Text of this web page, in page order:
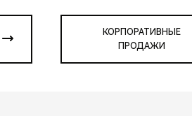
КОРПОРАТИВНЫЕ
ПРОДАЖИ